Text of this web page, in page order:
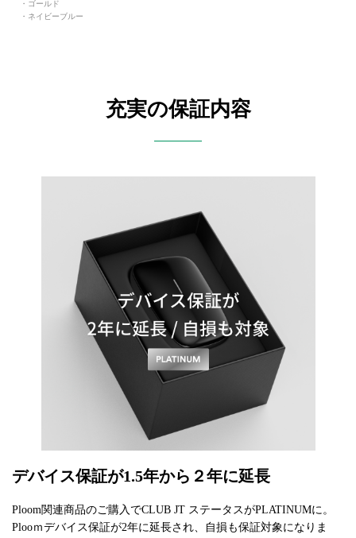
・ゴールド
・ネイビーブルー
充実の保証内容
デバイス保証が1.5年から２年に延長
Ploom関連商品のご購入でCLUB JT ステータスがPLATINUMに。
Plooｍデバイス保証が2年に延長され、自損も保証対象になりま